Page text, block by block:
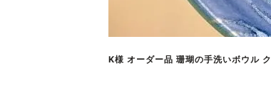
K様 オーダー品 珊瑚の手洗いボウル